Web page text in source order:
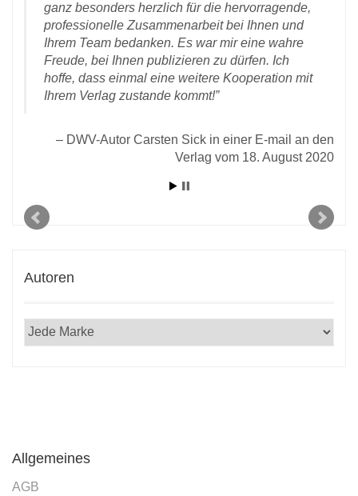
ganz besonders herzlich für die hervorragende,
professionelle Zusammenarbeit bei Ihnen und
Ihrem Team bedanken. Es war mir eine wahre
Freude, bei Ihnen publizieren zu dürfen. Ich
hoffe, dass einmal eine weitere Kooperation mit
Ihrem Verlag zustande kommt!
DWV-Autor Carsten Sick in einer E-mail an den
Verlag vom 18. August 2020
Autoren
Allgemeines
AGB